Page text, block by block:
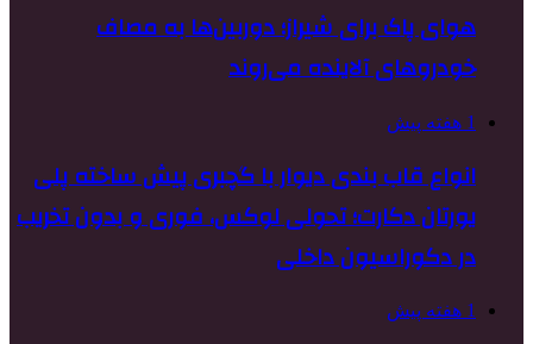
هوای پاک برای شیراز؛ دوربین‌ها به مصاف
خودروهای آلاینده می‌روند
1 هفته پیش
انواع قاب بندی دیوار با گچبری پیش ساخته پلی
یورتان دکارت؛ تحولی لوکس، فوری و بدون تخریب
در دکوراسیون داخلی
1 هفته پیش